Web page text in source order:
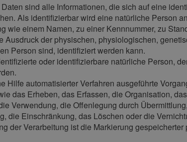
sind alle Informationen, die sich auf eine
Als identifizierbar wird eine natürliche Person
wie einem Namen, zu einer Kennnummer, zu
der physischen, physiologischen,
Person sind, identifiziert werden kann.
oder identifizierbare natürliche Person,
Hilfe automatisierter Verfahren ausgeführte
das Erheben, das Erfassen, die Organisation,
Verwendung, die Offenlegung durch
die Einschränkung, das Löschen oder die
der Verarbeitung ist die Markierung